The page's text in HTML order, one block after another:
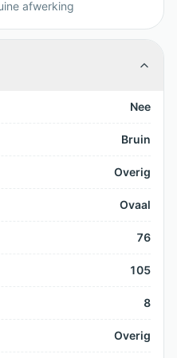
afwerking
Nee
Bruin
Overig
Ovaal
76
105
8
Overig